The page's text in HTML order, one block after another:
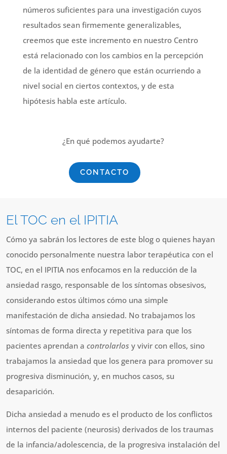
números suficientes para una investigación cuyos
resultados sean firmemente generalizables,
creemos que este incremento en nuestro Centro
está relacionado con los cambios en la percepción
de la identidad de género que están ocurriendo a
nivel social en ciertos contextos, y de esta
hipótesis habla este artículo.
¿En qué podemos ayudarte?
CONTACTO
El TOC en el IPITIA
Cómo ya sabrán los lectores de este blog o quienes hayan
conocido personalmente nuestra labor terapéutica con el
TOC, en el IPITIA nos enfocamos en la reducción de la
ansiedad rasgo, responsable de los síntomas obsesivos,
considerando estos últimos cómo una simple
manifestación de dicha ansiedad. No trabajamos los
síntomas de forma directa y repetitiva para que los
pacientes aprendan a controlarlos y vivir con ellos, sino
trabajamos la ansiedad que los genera para promover su
progresiva disminución, y, en muchos casos, su
desaparición.
Dicha ansiedad a menudo es el producto de los conflictos
internos del paciente (neurosis) derivados de los traumas
de la infancia/adolescencia, de la progresiva instalación del